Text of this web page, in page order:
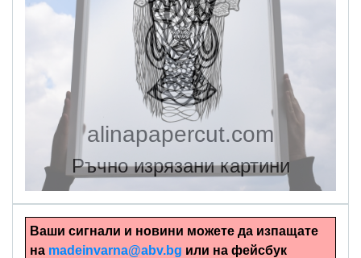
alinapapercut.com
Ръчно изрязани картини
Ваши сигнали и новини можете да изпащате
на madeinvarna@abv.bg или на фейсбук